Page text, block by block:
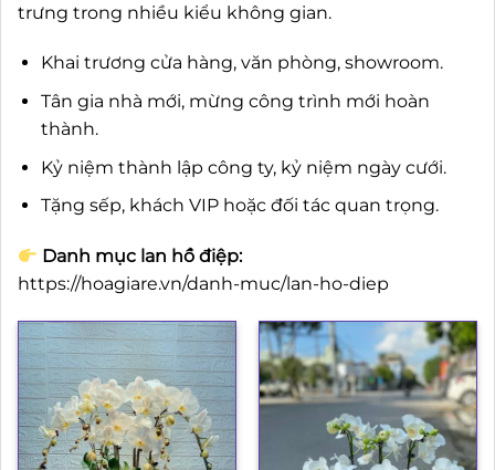
trưng trong nhiều kiểu không gian.
Khai trương cửa hàng, văn phòng, showroom.
Tân gia nhà mới, mừng công trình mới hoàn
thành.
Kỷ niệm thành lập công ty, kỷ niệm ngày cưới.
Tặng sếp, khách VIP hoặc đối tác quan trọng.
Danh mục lan hồ điệp:
https://hoagiare.vn/danh-muc/lan-ho-diep